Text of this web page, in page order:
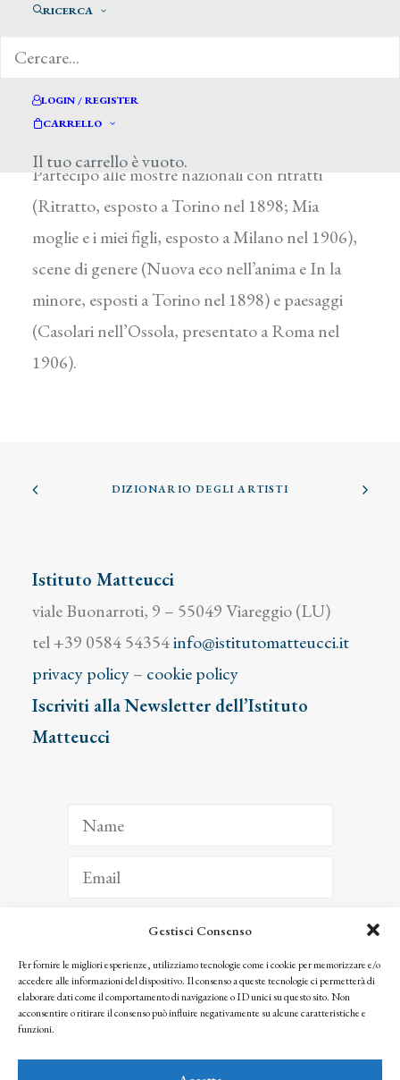
Gestisci Consenso
Per fornire le migliori esperienze, utilizziamo tecnologie come i cookie per memorizzare e/o
accedere alle informazioni del dispositivo. Il consenso a queste tecnologie ci permetterà di
elaborare dati come il comportamento di navigazione o ID unici su questo sito. Non
acconsentire o ritirare il consenso può influire negativamente su alcune caratteristiche e
funzioni.
RICERCA
LOGIN / REGISTER
CARRELLO
Il tuo carrello è vuoto.
All’Albertina di Torino compì gli studi di figura
Stabilitosi a Torino, espose presso il Circolo
Partecipò alle mostre nazionali con ritratti
(Ritratto, esposto a Torino nel 1898; Mia
moglie e i miei figli, esposto a Milano nel 1906),
scene di genere (Nuova eco nell’anima e In la
minore, esposti a Torino nel 1898) e paesaggi
(Casolari nell’Ossola, presentato a Roma nel
1906).
DIZIONARIO DEGLI ARTISTI
Istituto Matteucci
viale Buonarroti, 9 – 55049 Viareggio (LU)
tel +39 0584 54354info@istitutomatteucci.it
privacy policy– cookie policy
Iscriviti alla Newsletter dell’Istituto
Matteucci
ISCRIVITI
Facendo clic per iscriverti, riconosci che le tue informazioni saranno trattate
seguendo la nostra Privacy Policy
© 2025 Istituto Matteucci. All right reserved
l’autorizzazione scritta dei proprietari dei diritti e dell’Istituto Matteucci